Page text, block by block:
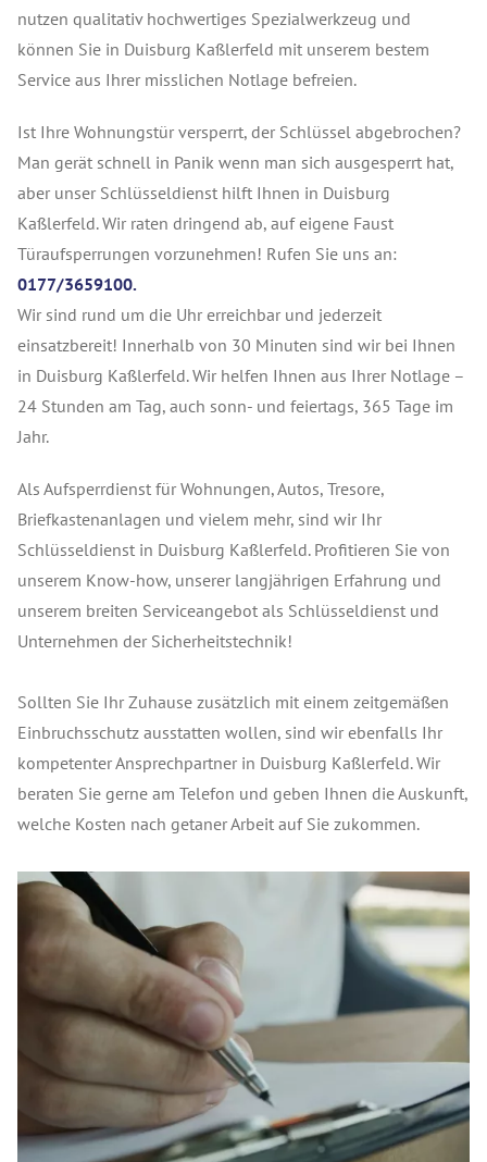
nutzen qualitativ hochwertiges Spezialwerkzeug und
können Sie in Duisburg Kaßlerfeld mit unserem bestem
Service aus Ihrer misslichen Notlage befreien.
Ist Ihre Wohnungstür versperrt, der Schlüssel abgebrochen?
Man gerät schnell in Panik wenn man sich ausgesperrt hat,
aber unser Schlüsseldienst hilft Ihnen in Duisburg
Kaßlerfeld. Wir raten dringend ab, auf eigene Faust
Türaufsperrungen vorzunehmen! Rufen Sie uns an:
0177/3659100.
Wir sind rund um die Uhr erreichbar und jederzeit
einsatzbereit! Innerhalb von 30 Minuten sind wir bei Ihnen
in Duisburg Kaßlerfeld. Wir helfen Ihnen aus Ihrer Notlage –
24 Stunden am Tag, auch sonn- und feiertags, 365 Tage im
Jahr.
Als Aufsperrdienst für Wohnungen, Autos, Tresore,
Briefkastenanlagen und vielem mehr, sind wir Ihr
Schlüsseldienst in Duisburg Kaßlerfeld. Profitieren Sie von
unserem Know-how, unserer langjährigen Erfahrung und
unserem breiten Serviceangebot als Schlüsseldienst und
Unternehmen der Sicherheitstechnik!
Sollten Sie Ihr Zuhause zusätzlich mit einem zeitgemäßen
Einbruchsschutz ausstatten wollen, sind wir ebenfalls Ihr
kompetenter Ansprechpartner in Duisburg Kaßlerfeld. Wir
beraten Sie gerne am Telefon und geben Ihnen die Auskunft,
welche Kosten nach getaner Arbeit auf Sie zukommen.